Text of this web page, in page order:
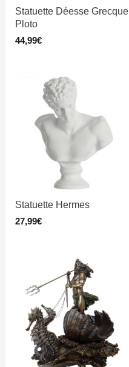
Statuette Déesse Grecque
Ploto
44,99€
Statuette Hermes
27,99€